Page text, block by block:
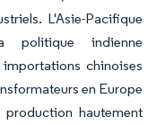
L'Asie-Pacifique
indienne
chinoises
en Europe
hautement